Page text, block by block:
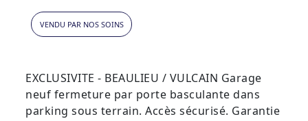
VENDU PAR NOS SOINS
EXCLUSIVITE - BEAULIEU / VULCAIN Garage
neuf fermeture par porte basculante dans
parking sous terrain. Accès sécurisé. Garantie